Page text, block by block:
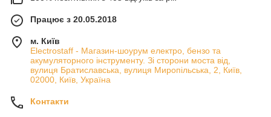
Працює з 20.05.2018
м. Київ
Electrostaff - Магазин-шоурум електро, бензо та
акумуляторного інструменту. Зі сторони моста від,
вулиця Братиславська, вулиця Миропільська, 2, Київ,
02000, Київ, Україна
Контакти